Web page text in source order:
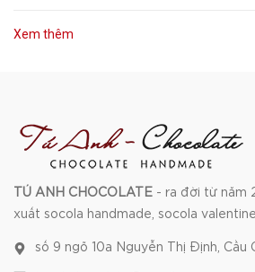
Xem thêm
TÚ ANH CHOCOLATE - ra đời từ năm
xuất socola handmade, socola
số 9 ngõ 10a Nguyễn Thị Định, Cầu